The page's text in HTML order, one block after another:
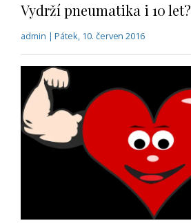
Vydrží pneumatika i 10 let?
admin | Pátek, 10. červen 2016